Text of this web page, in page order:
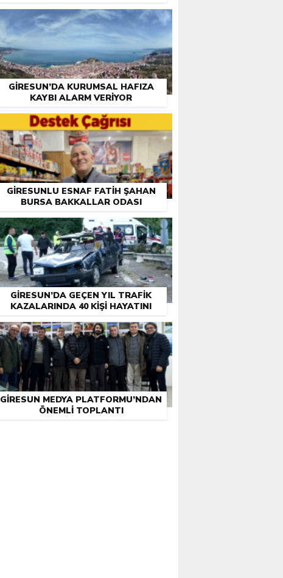
GIRESUN’DA KURUMSAL HAFIZA
KAYBI ALARM VERIYOR
GIRESUNLU ESNAF FATIH ŞAHAN
BURSA BAKKALLAR ODASI
GIRESUN’DA GEÇEN YIL TRAFIK
KAZALARINDA 40 KIŞI HAYATINI
GIRESUN MEDYA PLATFORMU’NDAN
ÖNEMLI TOPLANTI